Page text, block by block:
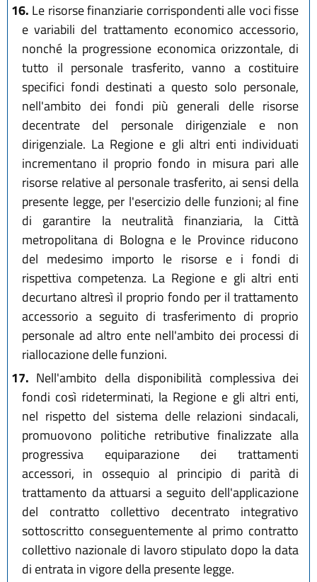
16. Le risorse finanziarie corrispondenti alle voci fisse
e variabili del trattamento economico accessorio,
nonché la progressione economica orizzontale, di
tutto il personale trasferito, vanno a costituire
specifici fondi destinati a questo solo personale,
nell'ambito dei fondi più generali delle risorse
decentrate del personale dirigenziale e non
dirigenziale. La Regione e gli altri enti individuati
incrementano il proprio fondo in misura pari alle
risorse relative al personale trasferito, ai sensi della
presente legge, per l'esercizio delle funzioni; al fine
di garantire la neutralità finanziaria, la Città
metropolitana di Bologna e le Province riducono
del medesimo importo le risorse e i fondi di
rispettiva competenza. La Regione e gli altri enti
decurtano altresì il proprio fondo per il trattamento
accessorio a seguito di trasferimento di proprio
personale ad altro ente nell'ambito dei processi di
riallocazione delle funzioni.
17. Nell'ambito della disponibilità complessiva dei
fondi così rideterminati, la Regione e gli altri enti,
nel rispetto del sistema delle relazioni sindacali,
promuovono politiche retributive finalizzate alla
progressiva equiparazione dei trattamenti
accessori, in ossequio al principio di parità di
trattamento da attuarsi a seguito dell'applicazione
del contratto collettivo decentrato integrativo
sottoscritto conseguentemente al primo contratto
collettivo nazionale di lavoro stipulato dopo la data
di entrata in vigore della presente legge.